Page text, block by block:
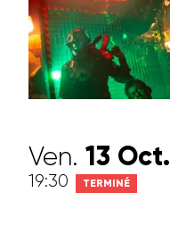
Ven. 13 Oct.
19:30 TERMINÉ